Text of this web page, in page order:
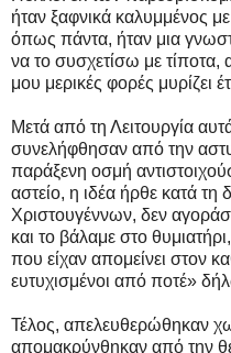
ήταν ξαφνικά καλυμμένος
όπως πάντα, ήταν μια
να το συσχετίσω με τίποτα,
μου μερικές φορές μυρίζει
Μετά από τη Λειτουργία
συνελήφθησαν από την
παράξενη οσμή
αστείο, η ιδέα ήρθε κατά τη
Χριστουγέννων, δεν
και το βάλαμε στο
που είχαν απομείνει στον
ευτυχισμένοι από ποτέ»
Τέλος, απελευθερώθηκαν
απομακρύνθηκαν από την